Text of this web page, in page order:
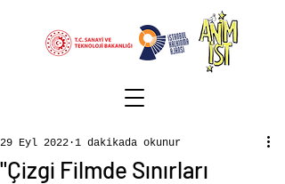
"Çizgi Filmde Sınırları
29 Eyl 2022 1 dakikada okunur